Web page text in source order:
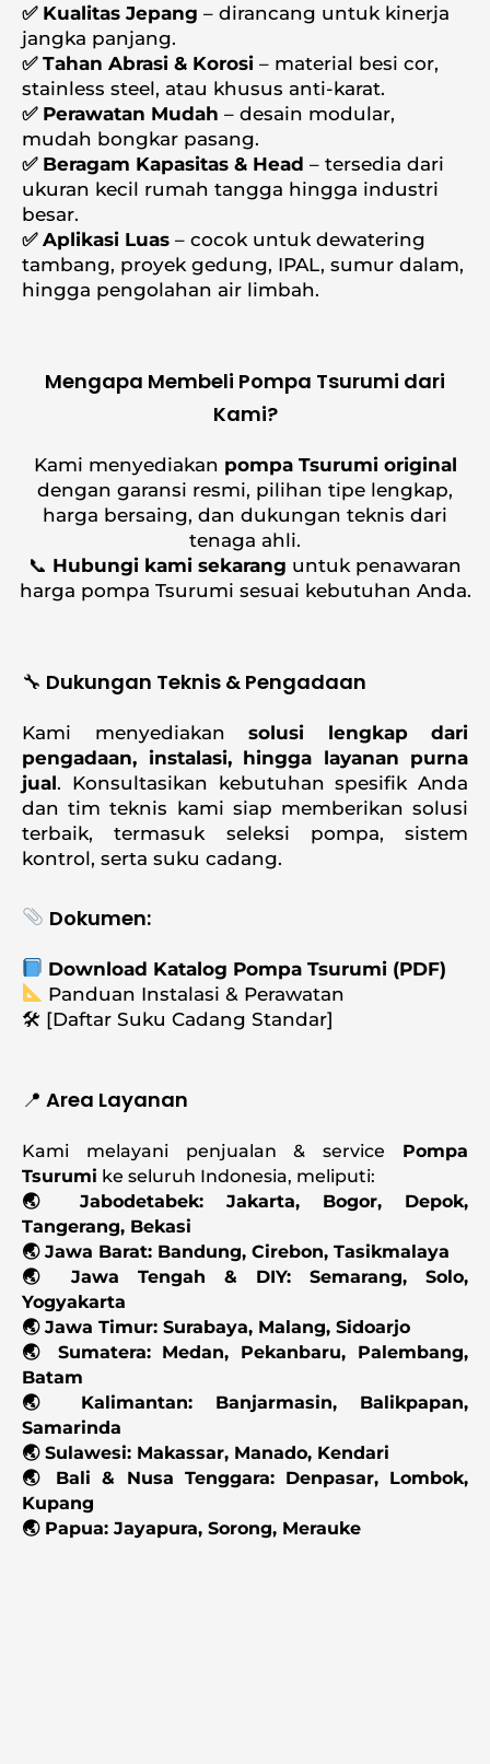
✅ Kualitas Jepang – dirancang untuk kinerja
jangka panjang.
✅ Tahan Abrasi & Korosi – material besi cor,
stainless steel, atau khusus anti-karat.
✅ Perawatan Mudah – desain modular,
mudah bongkar pasang.
✅ Beragam Kapasitas & Head – tersedia dari
ukuran kecil rumah tangga hingga industri
besar.
✅ Aplikasi Luas – cocok untuk dewatering
tambang, proyek gedung, IPAL, sumur dalam,
hingga pengolahan air limbah.
Mengapa Membeli Pompa Tsurumi dari
Kami?
Kami menyediakan pompa Tsurumi original
dengan garansi resmi, pilihan tipe lengkap,
harga bersaing, dan dukungan teknis dari
tenaga ahli.
📞 Hubungi kami sekarang untuk penawaran
harga pompa Tsurumi sesuai kebutuhan Anda.
🔧 Dukungan Teknis & Pengadaan
Kami menyediakan solusi lengkap dari
pengadaan, instalasi, hingga layanan purna
jual. Konsultasikan kebutuhan spesifik Anda
dan tim teknis kami siap memberikan solusi
terbaik, termasuk seleksi pompa, sistem
kontrol, serta suku cadang.
Dokumen:
Download Katalog Pompa Tsurumi (PDF)
Panduan Instalasi & Perawatan
🛠️ [Daftar Suku Cadang Standar]
📍 Area Layanan
Kami melayani penjualan & service Pompa
Tsurumi ke seluruh Indonesia, meliputi:
🌏 Jabodetabek: Jakarta, Bogor, Depok,
Tangerang, Bekasi
🌏 Jawa Barat: Bandung, Cirebon, Tasikmalaya
🌏 Jawa Tengah & DIY: Semarang, Solo,
Yogyakarta
🌏 Jawa Timur: Surabaya, Malang, Sidoarjo
🌏 Sumatera: Medan, Pekanbaru, Palembang,
Batam
🌏 Kalimantan: Banjarmasin, Balikpapan,
Samarinda
🌏 Sulawesi: Makassar, Manado, Kendari
🌏 Bali & Nusa Tenggara: Denpasar, Lombok,
Kupang
🌏 Papua: Jayapura, Sorong, Merauke